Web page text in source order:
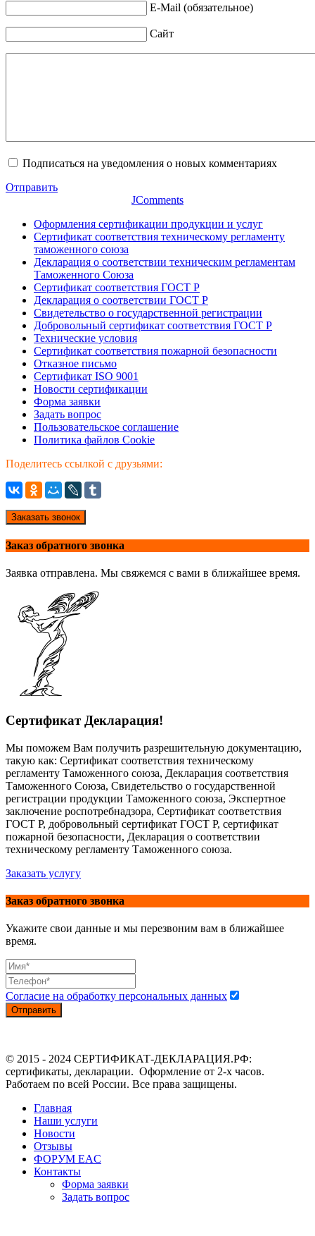
E-Mail (обязательное)
Сайт
Подписаться на уведомления о новых комментариях
Отправить
JComments
Оформления сертификации продукции и услуг
Сертификат соответствия техническому регламенту
таможенного союза
Декларация о соответствии техническим регламентам
Таможенного Союза
Сертификат соответствия ГОСТ Р
Декларация о соответствии ГОСТ Р
Свидетельство о государственной регистрации
Добровольный сертификат соответствия ГОСТ Р
Технические условия
Сертификат соответствия пожарной безопасности
Отказное письмо
Сертификат ISO 9001
Новости сертификации
Форма заявки
Задать вопрос
Пользовательское соглашение
Политика файлов Cookie
Поделитесь ссылкой с друзьями:
Заказать звонок
Заказ обратного звонка
Заявка отправлена. Мы свяжемся с вами в ближайшее время.
Сертификат Декларация!
Мы поможем Вам получить разрешительную документацию,
такую как: Сертификат соответствия техническому
регламенту Таможенного союза, Декларация соответствия
Таможенного Союза, Свидетельство о государственной
регистрации продукции Таможенного союза, Экспертное
заключение роспотребнадзора, Сертификат соответствия
ГОСТ Р, добровольный сертификат ГОСТ Р, сертификат
пожарной безопасности, Декларация о соответствии
техническому регламенту Таможенного союза.
Заказать услугу
Заказ обратного звонка
Укажите свои данные и мы перезвоним вам в ближайшее
время.
Согласие на обработку персональных данных
Отправить
© 2015 - 2024 СЕРТИФИКАТ-ДЕКЛАРАЦИЯ.РФ:
сертификаты, декларации. Оформление от 2-х часов.
Работаем по всей России. Все права защищены.
Главная
Наши услуги
Новости
Отзывы
ФОРУМ EAC
Контакты
Форма заявки
Задать вопрос